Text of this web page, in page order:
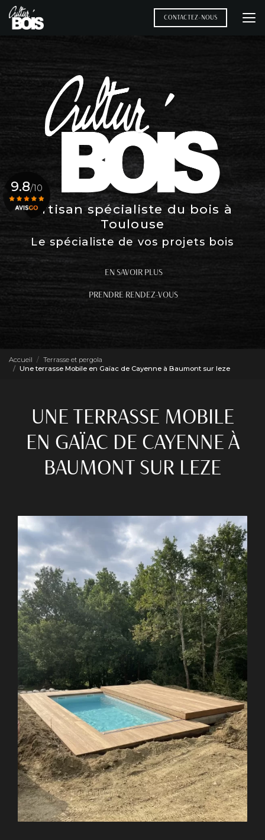
Aller
au
contenu
CONTACTEZ-NOUS
Artisan spécialiste du bois à
Toulouse
Le spécialiste de vos projets bois
EN SAVOIR PLUS
PRENDRE RENDEZ-VOUS
9.8/10
Accueil
Terrasse et pergola
Une terrasse Mobile en Gaïac de Cayenne à Baumont sur leze
UNE TERRASSE MOBILE
EN GAÏAC DE CAYENNE À
BAUMONT SUR LEZE